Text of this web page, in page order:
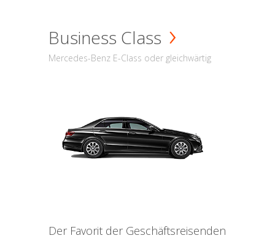
Business Class
Mercedes-Benz E-Class oder gleichwärtig
Der Favorit der Geschäftsreisenden